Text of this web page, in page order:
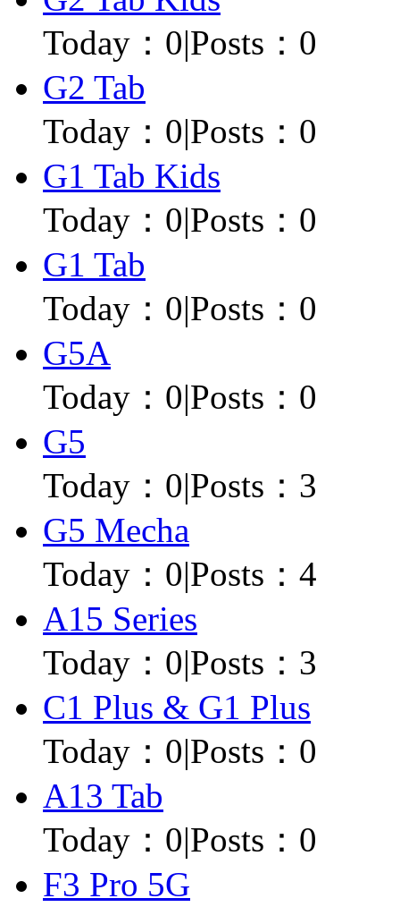
Today： 0|Posts：0
G2 Tab
Today： 0|Posts：0
G1 Tab Kids
Today： 0|Posts：0
G1 Tab
Today： 0|Posts：0
G5A
Today： 0|Posts：0
G5
Today： 0|Posts：3
G5 Mecha
Today： 0|Posts：4
A15 Series
Today： 0|Posts：3
C1 Plus & G1 Plus
Today： 0|Posts：0
A13 Tab
Today： 0|Posts：0
F3 Pro 5G